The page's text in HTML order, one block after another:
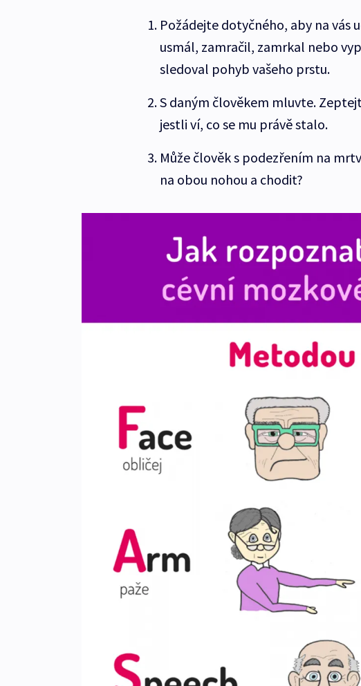
Požádejte dotyčného, aby na vás
usmál, zamračil, zamrkal nebo
sledoval pohyb vašeho prstu.
S daným člověkem mluvte.
jestli ví, co se mu právě stalo.
Může člověk s podezřením na
na obou nohou a chodit?